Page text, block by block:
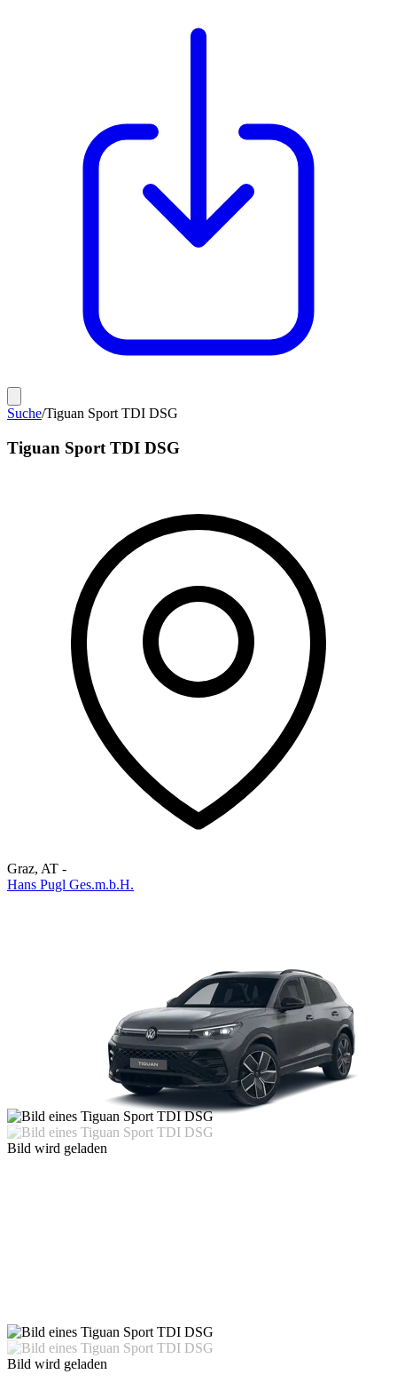
Suche/Tiguan Sport TDI DSG
Tiguan Sport TDI DSG
Graz, AT -
Hans Pugl Ges.m.b.H.
Bild wird geladen
Bild wird geladen